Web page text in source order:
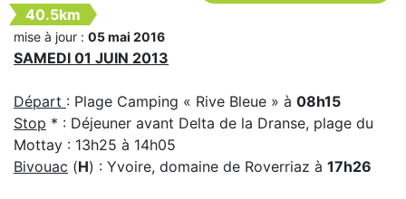
40.5km
mise à jour : 05 mai 2016
SAMEDI 01 JUIN 2013
Départ : Plage Camping « Rive Bleue » à 08h15
Stop * : Déjeuner avant Delta de la Dranse, plage du
Mottay : 13h25 à 14h05
Bivouac (H) : Yvoire, domaine de Roverriaz à 17h26